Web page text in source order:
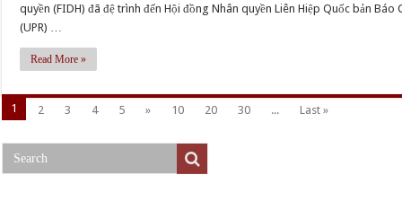
quyền (FIDH) đã đệ trình đến Hội đồng Nhân quyền Liên Hiệp Quốc bản
(UPR) …
Read More »
1 2 3 4 5 » 10 20 30 ... Last »